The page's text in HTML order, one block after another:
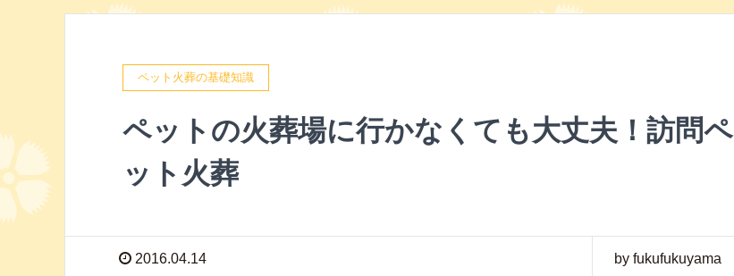
ペット火葬の基礎知識
ペットの火葬場に行かなくても大丈夫！訪問ペ
ット火葬
2016.04.14 by fukufukuyama